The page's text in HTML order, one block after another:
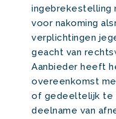
ingebrekestelling
voor nakoming
verplichtingen
geacht van
Aanbieder heeft
overeenkomst
of gedeeltelijk te
deelname van